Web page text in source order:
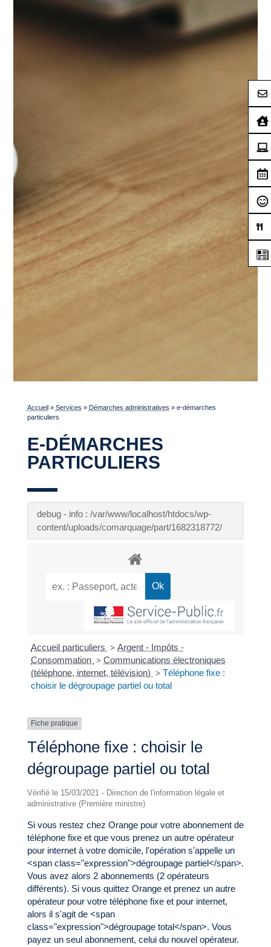
Accueil » Services » Démarches administratives » e-démarches
particuliers
E-DÉMARCHES
PARTICULIERS
debug - info : /var/www/localhost/htdocs/wp-
content/uploads/comarquage/part/1682318772/
Accueil particuliers > Argent - Impôts -
Consommation > Communications électroniques
(téléphone, internet, télévision) > Téléphone fixe :
choisir le dégroupage partiel ou total
Fiche pratique
Téléphone fixe : choisir le
dégroupage partiel ou total
Vérifié le 15/03/2021 - Direction de l'information légale et
administrative (Première ministre)
Si vous restez chez Orange pour votre abonnement de
téléphone fixe et que vous prenez un autre opérateur
pour internet à votre domicile, l'opération s'appelle un
<span class="expression">dégroupage partiel</span>.
Vous avez alors 2 abonnements (2 opérateurs
différents). Si vous quittez Orange et prenez un autre
opérateur pour votre téléphone fixe et pour internet,
alors il s'agit de <span
class="expression">dégroupage total</span>. Vous
payez un seul abonnement, celui du nouvel opérateur.